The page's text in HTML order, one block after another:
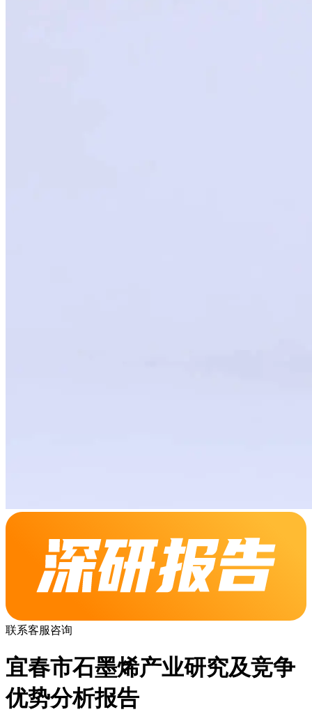
联系客服咨询
宜春市石墨烯产业研究及竞争
优势分析报告